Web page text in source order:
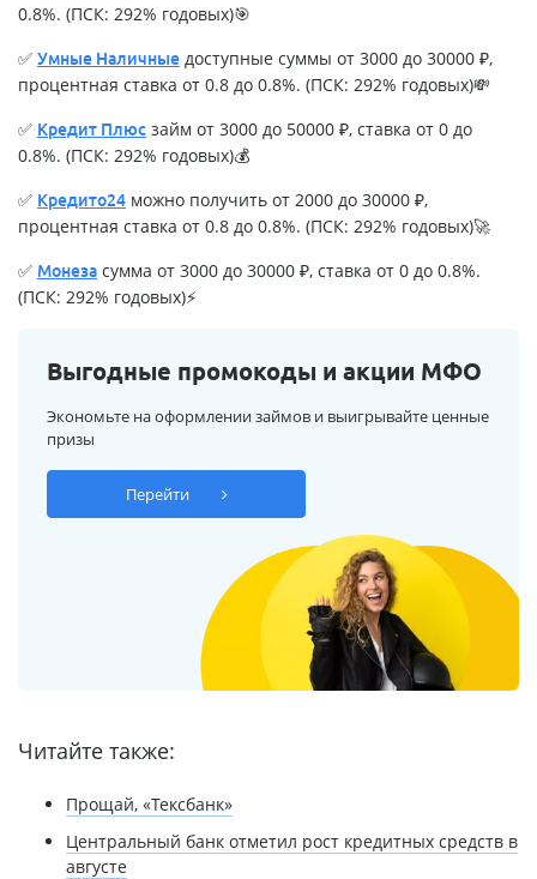
0.8%. (ПСК: 292% годовых)🎯
✅ Умные Наличные доступные суммы от 3000 до 30000 ₽,
процентная ставка от 0.8 до 0.8%. (ПСК: 292% годовых)💸
✅ Кредит Плюс займ от 3000 до 50000 ₽, ставка от 0 до
0.8%. (ПСК: 292% годовых)💰
✅ Кредито24 можно получить от 2000 до 30000 ₽,
процентная ставка от 0.8 до 0.8%. (ПСК: 292% годовых)🚀
✅ Монеза сумма от 3000 до 30000 ₽, ставка от 0 до 0.8%.
(ПСК: 292% годовых)⚡
Выгодные промокоды и акции МФО
Экономьте на оформлении займов и выигрывайте ценные
призы
Перейти
Читайте также:
Прощай, «Тексбанк»
Центральный банк отметил рост кредитных средств в
августе